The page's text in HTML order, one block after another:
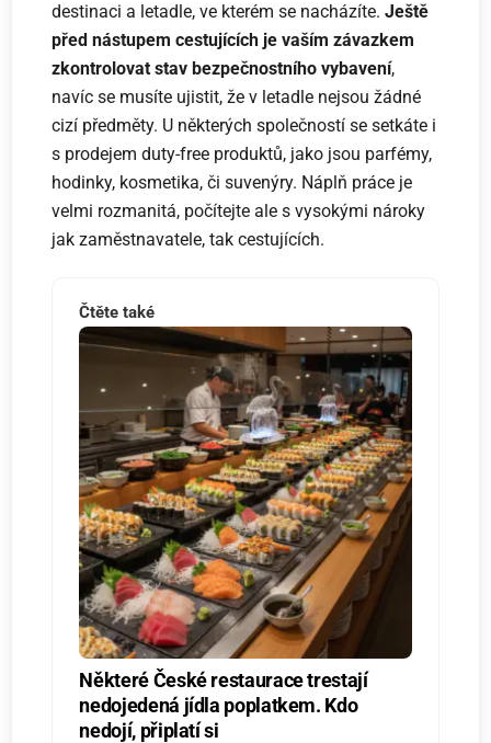
destinaci a letadle, ve kterém se nacházíte. Ještě
před nástupem cestujících je vaším závazkem
zkontrolovat stav bezpečnostního vybavení,
navíc se musíte ujistit, že v letadle nejsou žádné
cizí předměty. U některých společností se setkáte i
s prodejem duty-free produktů, jako jsou parfémy,
hodinky, kosmetika, či suvenýry. Náplň práce je
velmi rozmanitá, počítejte ale s vysokými nároky
jak zaměstnavatele, tak cestujících.
Čtěte také
Některé České restaurace trestají
nedojedená jídla poplatkem. Kdo
nedojí, připlatí si